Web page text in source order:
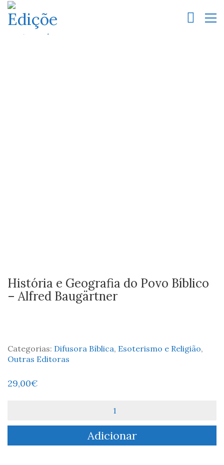
História e Geografia do Povo Bíblico
– Alfred Baugärtner
Categorias: Difusora Bíblica, Esoterismo e Religião,
Outras Editoras
29,00€
História
Geografia
Adicionar